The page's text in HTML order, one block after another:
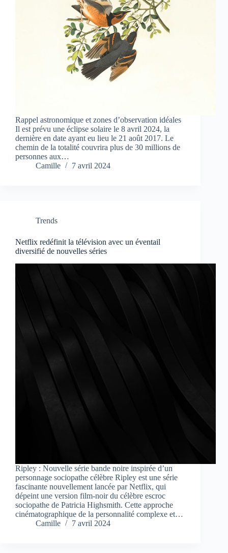
Rappel astronomique et zones d’observation idéales
Il est prévu une éclipse solaire le 8 avril 2024, la
dernière en date ayant eu lieu le 21 août 2017. Le
chemin de la totalité couvrira plus de 30 millions de
personnes aux…
Camille
7 avril 2024
Trends
Netflix redéfinit la télévision avec un éventail
diversifié de nouvelles séries
Ripley : Nouvelle série bande noire inspirée d’un
personnage sociopathe célèbre Ripley est une série
fascinante nouvellement lancée par Netflix, qui
dépeint une version film-noir du célèbre escroc
sociopathe de Patricia Highsmith. Cette approche
cinématographique de la personnalité complexe et…
Camille
7 avril 2024